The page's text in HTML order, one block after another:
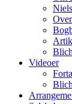
Videoer